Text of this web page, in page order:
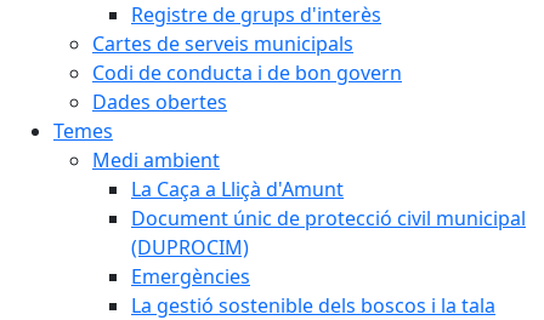
Registre de grups d'interès
Cartes de serveis municipals
Codi de conducta i de bon govern
Dades obertes
Temes
Medi ambient
La Caça a Lliçà d'Amunt
Document únic de protecció civil municipal
(DUPROCIM)
Emergències
La gestió sostenible dels boscos i la tala